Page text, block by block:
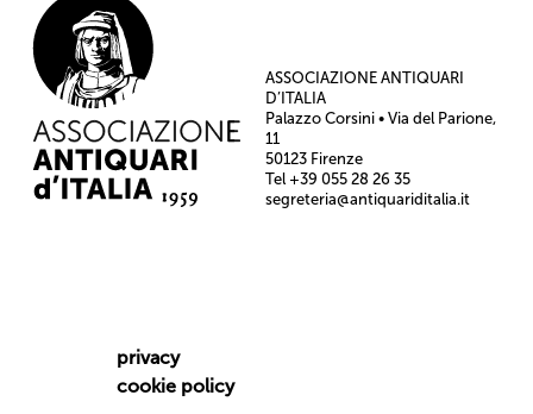
ASSOCIAZIONE ANTIQUARI
D’ITALIA
Palazzo Corsini • Via del Parione,
11
50123 Firenze
Tel +39 055 28 26 35
segreteria@antiquariditalia.it
privacy
cookie policy